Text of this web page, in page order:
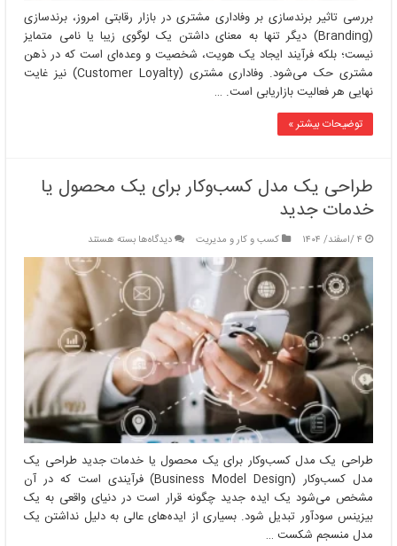
بررسی تاثیر برندسازی بر وفاداری مشتری در بازار رقابتی امروز، برندسازی
(Branding) دیگر تنها به معنای داشتن یک لوگوی زیبا یا نامی متمایز
نیست؛ بلکه فرآیند ایجاد یک هویت، شخصیت و وعده‌ای است که در ذهن
مشتری حک می‌شود. وفاداری مشتری (Customer Loyalty) نیز غایت
نهایی هر فعالیت بازاریابی است. …
توضیحات بیشتر »
طراحی یک مدل کسب‌وکار برای یک محصول یا
خدمات جدید
۴ /اسفند/ ۱۴۰۴ کسب و کار و مدیریت دیدگاه‌هابرای
طراحی
یک
مدل
کسب‌وکار
محصول
یا
خدمات
جدید
بسته هستند
طراحی یک مدل کسب‌وکار برای یک محصول یا خدمات جدید طراحی یک
مدل کسب‌وکار (Business Model Design) فرآیندی است که در آن
مشخص می‌شود یک ایده جدید چگونه قرار است در دنیای واقعی به یک
بیزینس سودآور تبدیل شود. بسیاری از ایده‌های عالی به دلیل نداشتن یک
مدل منسجم شکست …